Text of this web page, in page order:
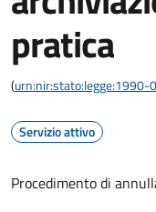
pratica
(urn:nir:stato:legge:1990-
Servizio attivo
Procedimento di